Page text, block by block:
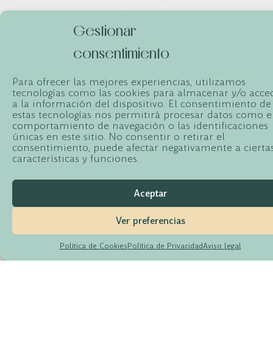
Gestionar
consentimiento
Para ofrecer las mejores experiencias, utilizamos
tecnologías como las cookies para almacenar y/o
a la información del dispositivo. El consentimiento de
estas tecnologías nos permitirá procesar datos como
comportamiento de navegación o las identificaciones
únicas en este sitio. No consentir o retirar el
consentimiento, puede afectar negativamente a
características y funciones.
Aceptar
Ver preferencias
Política de CookiesPolítica de PrivacidadAviso legal
Experta en la
Unión Europea y
Temas
Agroalimentarios
Inicio
Home
Normativa Europea
Hablando claro
© 2026 Todos los